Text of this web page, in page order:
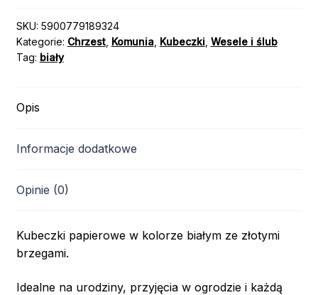
kolor:
BIAŁY
/
SKU: 5900779189324
Kategorie: Chrzest, Komunia, Kubeczki, Wesele i ślub
Tag: biały
Opis
Informacje dodatkowe
Opinie (0)
Kubeczki papierowe w kolorze białym ze złotymi
brzegami.
Idealne na urodziny, przyjęcia w ogrodzie i każdą